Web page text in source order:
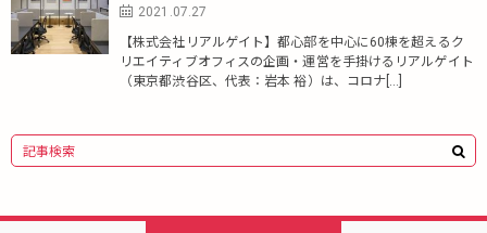
2021.07.27
【株式会社リアルゲイト】都心部を中心に60棟を超えるク
リエイティブオフィスの企画・運営を手掛けるリアルゲイト
（東京都渋谷区、代表：岩本 裕）は、コロナ[…]